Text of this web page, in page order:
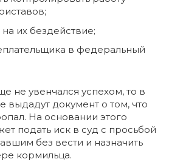
их бездействие;
в федеральный
не увенчался успехом, то в
выдадут документ о том, что
На основании этого
подать иск в суд с просьбой
без вести и назначить
кормильца.